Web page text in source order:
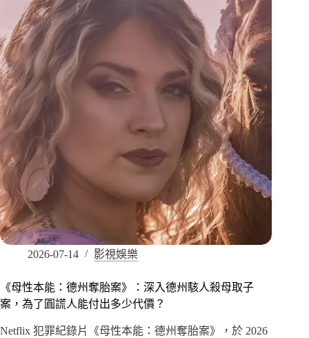
2026-07-14 影視娛樂
《母性本能：德州奪胎案》：深入德州駭人殺母取子
案，為了圓謊人能付出多少代價？
Netflix 犯罪紀錄片《母性本能：德州奪胎案》，於 2026